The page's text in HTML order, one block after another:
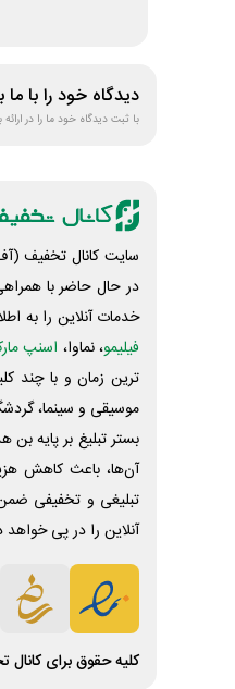
دیدگاه خود را با ما
با ثبت دیدگاه خود ما را در
سایت کانال تخفیف
در حال حاضر با
خدمات آنلاین را به
فیلیمو، نماوا، اسنپ
ترین زمان و با چند
موسیقی و سینما،
بستر تبلیغ بر پایه
آن‌ها، باعث کاهش
تبلیغی و تخفیفی
آنلاین را در پی
کلیه حقوق برای کانال